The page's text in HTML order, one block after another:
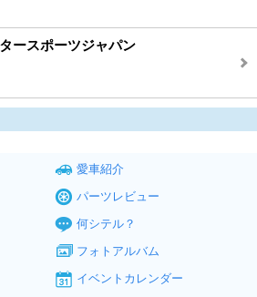
ースポーツジャパン
愛車紹介
パーツレビュー
何シテル？
フォトアルバム
イベントカレンダー